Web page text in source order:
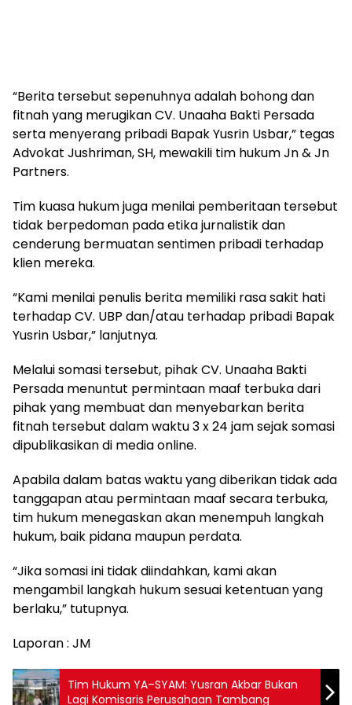
“Berita tersebut sepenuhnya adalah bohong dan
fitnah yang merugikan CV. Unaaha Bakti Persada
serta menyerang pribadi Bapak Yusrin Usbar,” tegas
Advokat Jushriman, SH, mewakili tim hukum Jn & Jn
Partners.
Tim kuasa hukum juga menilai pemberitaan tersebut
tidak berpedoman pada etika jurnalistik dan
cenderung bermuatan sentimen pribadi terhadap
klien mereka.
“Kami menilai penulis berita memiliki rasa sakit hati
terhadap CV. UBP dan/atau terhadap pribadi Bapak
Yusrin Usbar,” lanjutnya.
Melalui somasi tersebut, pihak CV. Unaaha Bakti
Persada menuntut permintaan maaf terbuka dari
pihak yang membuat dan menyebarkan berita
fitnah tersebut dalam waktu 3 x 24 jam sejak somasi
dipublikasikan di media online.
Apabila dalam batas waktu yang diberikan tidak ada
tanggapan atau permintaan maaf secara terbuka,
tim hukum menegaskan akan menempuh langkah
hukum, baik pidana maupun perdata.
“Jika somasi ini tidak diindahkan, kami akan
mengambil langkah hukum sesuai ketentuan yang
berlaku,” tutupnya.
Laporan : JM
Tim Hukum YA–SYAM: Yusran Akbar Bukan
Lagi Komisaris Perusahaan Tambang